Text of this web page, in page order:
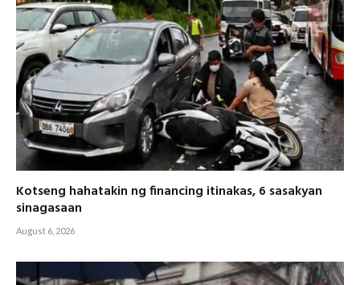
Kotseng hahatakin ng financing itinakas, 6 sasakyan
sinagasaan
August 6, 2026